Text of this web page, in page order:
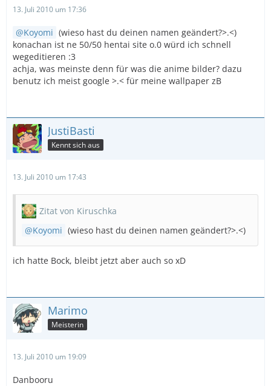
13. Juli 2010 um 17:36
Koyomi (wieso hast du deinen namen geändert?>.<)
konachan ist ne 50/50 hentai site o.0 würd ich schnell
wegeditieren :3
achja, was meinste denn für was die anime bilder? dazu
benutz ich meist google >.< für meine wallpaper zB
JustiBasti
Kennt sich aus
13. Juli 2010 um 17:43
Zitat von Kiruschka
Koyomi (wieso hast du deinen namen geändert?>.<)
ich hatte Bock, bleibt jetzt aber auch so xD
Marimo
Meisterin
13. Juli 2010 um 19:09
Danbooru